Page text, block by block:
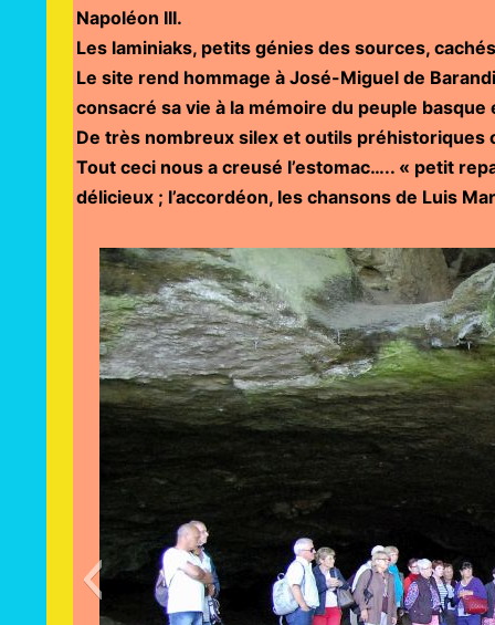
Napoléon III.
Les laminiaks, petits génies des sources,
Le site rend hommage à José-Miguel de
consacré sa vie à la mémoire du peuple
De très nombreux silex et outils préhistoriques
Tout ceci nous a creusé l’estomac….. « petit
délicieux ; l’accordéon, les chansons de Luis